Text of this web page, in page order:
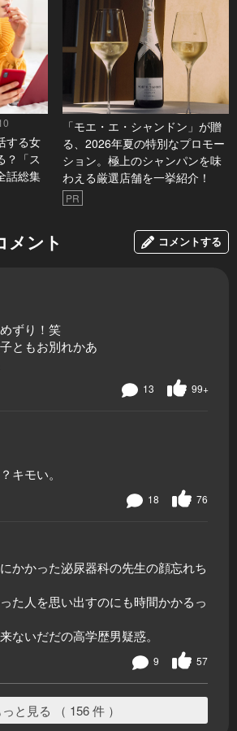
する女
？「ス
話総集
「モエ・エ・シャンドン」が贈
る、2026年夏の特別なプロモー
ション。極上のシャンパンを味
わえる厳選店舗を一挙紹介！
PR
メント コメントする
ずり！笑
ともお別れかあ
99+
13
キモい。
76
18
かかった泌尿器科の先生の顔忘れち
た人を思い出すのにも時間かかるっ
ないだだの高学歴男疑惑。
57
9
っと見る （ 156 件 ）